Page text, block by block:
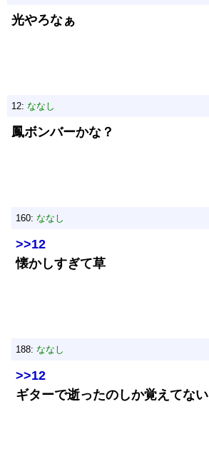
光やろなぁ
12: ななし
鳳ボンバーかな？
160: ななし
>>12
懐かしすぎて草
188: ななし
>>12
ギターで逝ったのしか覚えてない